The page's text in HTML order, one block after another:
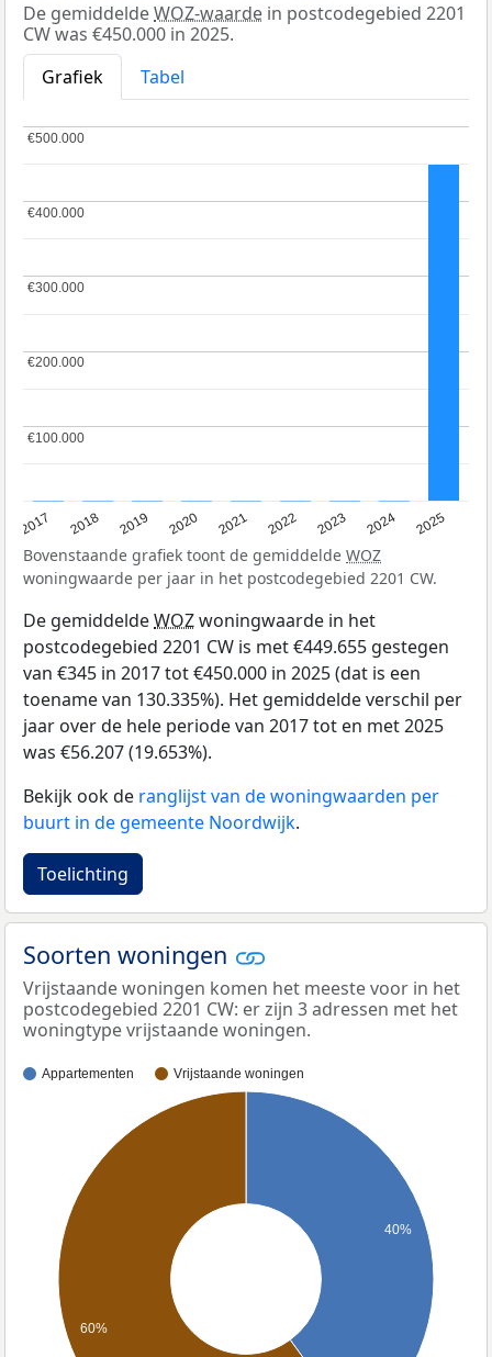
De gemiddeldeWOZ-waarde in postcodegebied 2201
CW was €450.000 in 2025.
Grafiek
Tabel
2017 2018 2019 2020 2021 2022 2023 2024 2025
€100.000
€100.000
€200.000
€200.000
€300.000
€300.000
€400.000
€400.000
€500.000
€500.000
Bovenstaande grafiek toont de gemiddelde WOZ
woningwaarde per jaar in het postcodegebied 2201 CW.
De gemiddeldeWOZwoningwaarde in het
postcodegebied 2201 CW is met €449.655 gestegen
van €345 in 2017 tot €450.000 in 2025 (dat is een
toename van 130.335%). Het gemiddelde verschil per
jaar over de hele periode van 2017 tot en met 2025
was €56.207 (19.653%).
Bekijk ook de ranglijst van de woningwaarden per
buurt in de gemeente Noordwijk.
Toelichting
Soorten woningen
Vrijstaande woningen komen het meeste voor in het
postcodegebied 2201 CW: er zijn 3 adressen met het
woningtype vrijstaande woningen.
Appartementen Vrijstaande woningen
40%
60%